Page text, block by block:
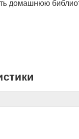
домашнюю